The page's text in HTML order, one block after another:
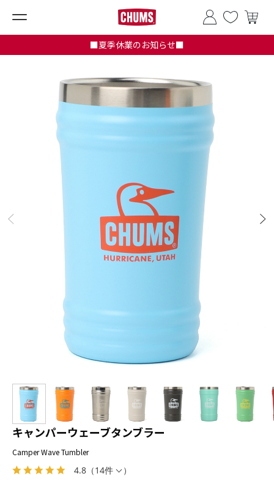
■夏季休業のお知らせ■
4.8 （14件 ）
キャンパーウェーブタンブラー
Camper Wave Tumbler